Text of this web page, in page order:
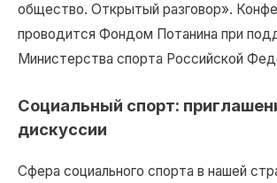
общество. Открытый разговор».
проводится Фондом Потанина при
Министерства спорта Российской
Социальный спорт:
дискуссии
Сфера социального спорта в нашей